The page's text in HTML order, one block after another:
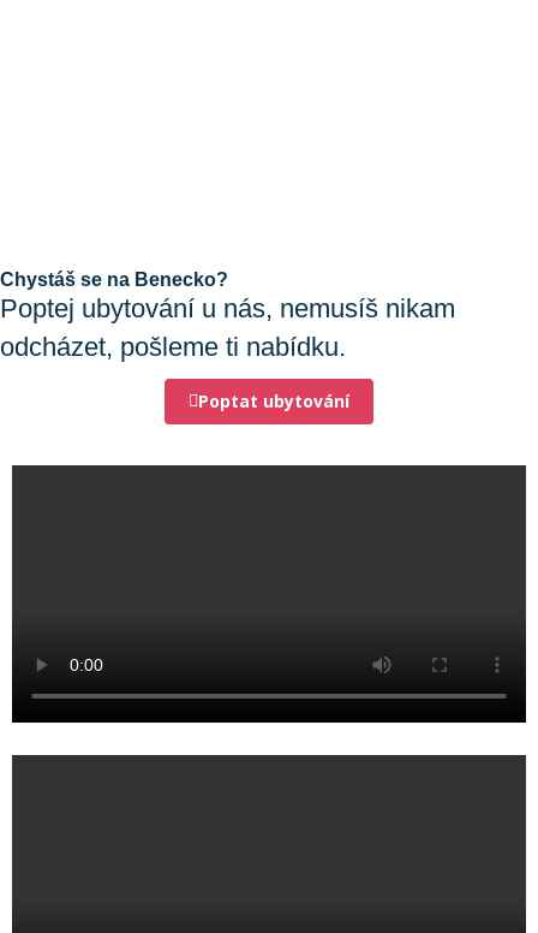
Chystáš se na Benecko?
Poptej ubytování u nás, nemusíš nikam
odcházet, pošleme ti nabídku.
Poptat ubytování